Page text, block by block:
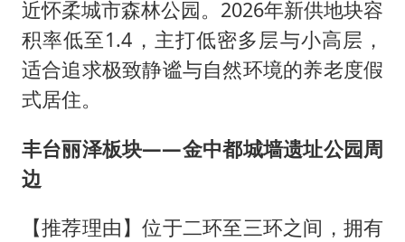
近怀柔城市森林公园。2026年新供地块容
积率低至1.4，主打低密多层与小高层，
适合追求极致静谧与自然环境的养老度假
式居住。
丰台丽泽板块——金中都城墙遗址公园周
边
【推荐理由】位于二环至三环之间，拥有